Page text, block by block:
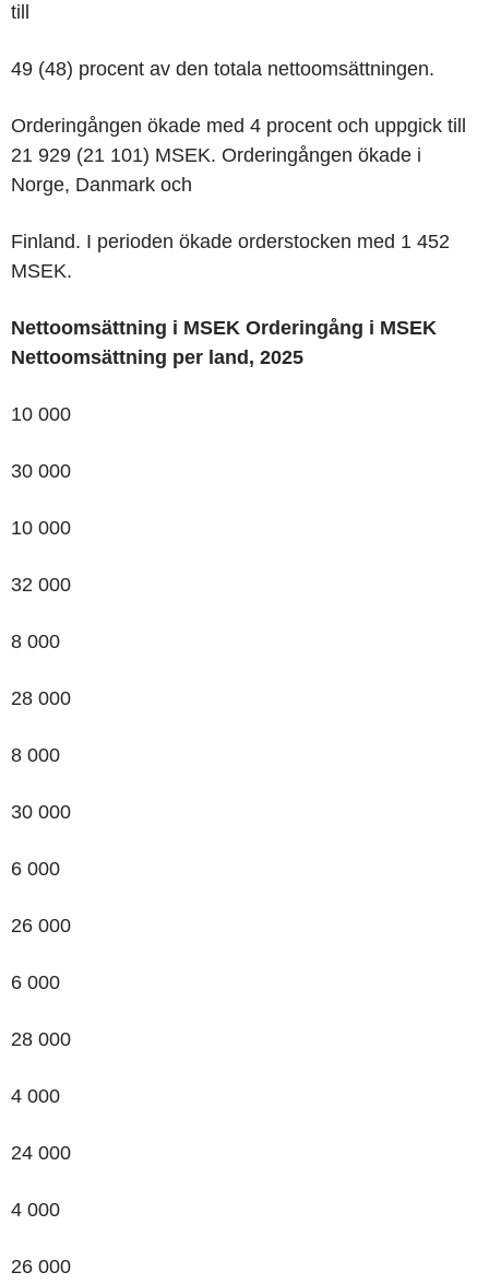
till
49 (48) procent av den totala nettoomsättningen.
Orderingången ökade med 4 procent och uppgick till
21 929 (21 101) MSEK. Orderingången ökade i
Norge, Danmark och
Finland. I perioden ökade orderstocken med 1 452
MSEK.
Nettoomsättning i MSEK Orderingång i MSEK
Nettoomsättning per land, 2025
10 000
30 000
10 000
32 000
8 000
28 000
8 000
30 000
6 000
26 000
6 000
28 000
4 000
24 000
4 000
26 000